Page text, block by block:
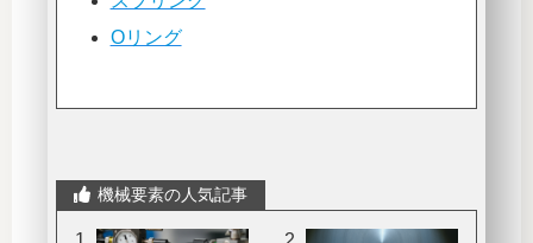
Oリング
機械要素の人気記事